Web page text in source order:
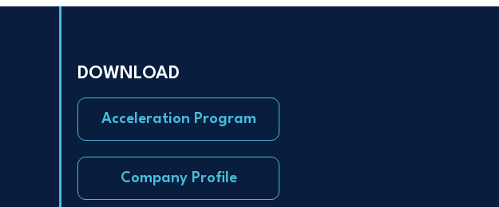
DOWNLOAD
Acceleration Program
Company Profile